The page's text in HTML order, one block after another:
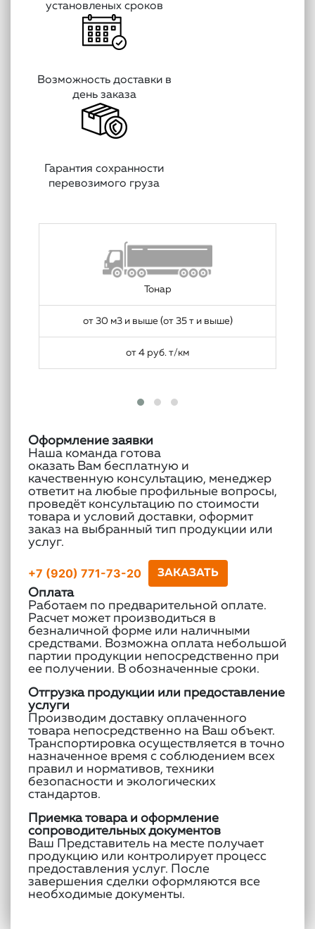
установленых сроков
Возможность доставки в
день заказа
Гарантия сохранности
перевозимого груза
Тонар
от 30 м3 и выше (от 35 т и выше)
от 4 руб. т/км
Оформление заявки
Наша команда готова
оказать Вам бесплатную и
качественную консультацию, менеджер
ответит на любые профильные вопросы,
проведёт консультацию по стоимости
товара и условий доставки, оформит
заказ на выбранный тип продукции или
услуг.
+7 (920) 771-73-20 ЗАКАЗАТЬ
Оплата
Работаем по предварительной оплате.
Расчет может производиться в
безналичной форме или наличными
средствами. Возможна оплата небольшой
партии продукции непосредственно при
ее получении. В обозначенные сроки.
Отгрузка продукции или предоставление
услуги
Производим доставку оплаченного
товара непосредственно на Ваш объект.
Транспортировка осуществляется в точно
назначенное время с соблюдением всех
правил и нормативов, техники
безопасности и экологических
стандартов.
Приемка товара и оформление
сопроводительных документов
Ваш Представитель на месте получает
продукцию или контролирует процесс
предоставления услуг. После
завершения сделки оформляются все
необходимые документы.